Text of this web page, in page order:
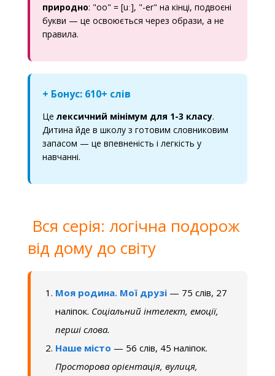
природно: "oo" = [uː], "-er" на кінці, подвоєні
букви — це освоюється через образи, а не
правила.
+ Бонус: 610+ слів
Це лексичний мінімум для 1-3 класу.
Дитина йде в школу з готовим словниковим
запасом — це впевненість і легкість у
навчанні.
Вся серія: логічна подорож
від дому до світу
Моя родина. Мої друзі — 75 слів, 27
наліпок. Соціальний інтелект, емоції,
перші слова.
Наше місто — 56 слів, 45 наліпок.
Просторова орієнтація, вулиця,